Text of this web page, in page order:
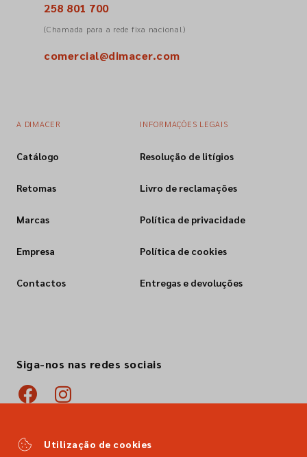
258 801 700
(Chamada para a rede fixa nacional)
comercial@dimacer.com
A DIMACER
Catálogo
Retomas
Marcas
Empresa
Contactos
INFORMAÇÕES LEGAIS
Resolução de litígios
Livro de reclamações
Política de privacidade
Política de cookies
Entregas e devoluções
Siga-nos nas redes sociais
Utilização de cookies